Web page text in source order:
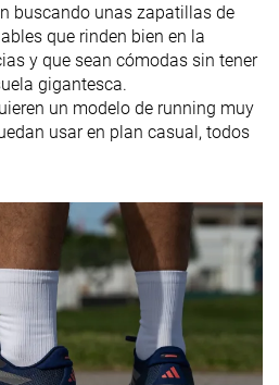
Medio/antepié Heel
Tallan un poquito
pequeño
Normal Normal
buscando unas zapatillas de
que rinden bien en la
y que sean cómodas sin tener
gigantesca.
un modelo de running muy
usar en plan casual, todos